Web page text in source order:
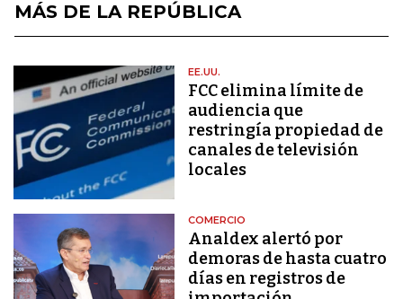
MÁS DE LA REPÚBLICA
EE.UU.
FCC elimina límite de
audiencia que
restringía propiedad de
canales de televisión
locales
COMERCIO
Analdex alertó por
demoras de hasta cuatro
días en registros de